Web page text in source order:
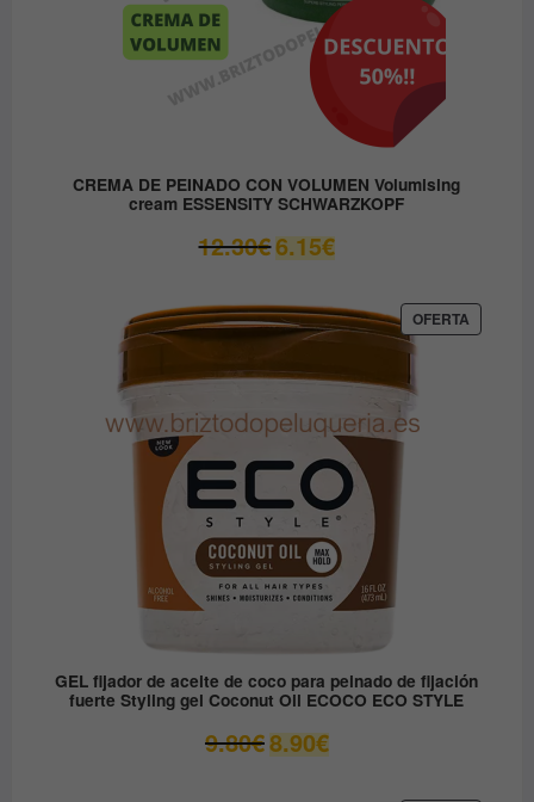
CREMA DE PEINADO CON VOLUMEN Volumising
cream ESSENSITY SCHWARZKOPF
12.30€El
precio
era:
12.30€.
6.15€El
precio
es:
OFERTA
EN
GEL fijador de aceite de coco para peinado de fijación
fuerte Styling gel Coconut Oil ECOCO ECO STYLE
9.80€ El
precio
8.90€El
precio